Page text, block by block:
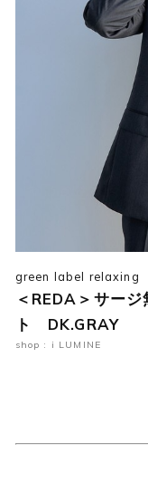
green label relaxing
＜REDA＞サー
ト DK.GRAY
shop : i LUMINE